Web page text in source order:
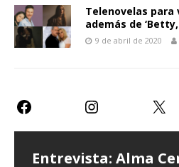
Telenovelas para
además de
9 de abril de 2020
Entrevista: Alma
Entrevista: Paulina
Teatro CDMX: